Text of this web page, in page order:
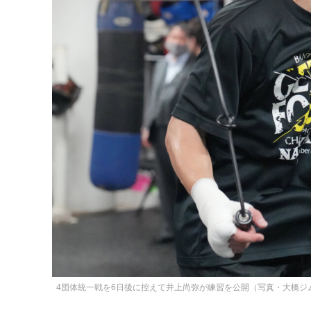
4団体統一戦を6日後に控えて井上尚弥が練習を公開（写真・大橋ジ